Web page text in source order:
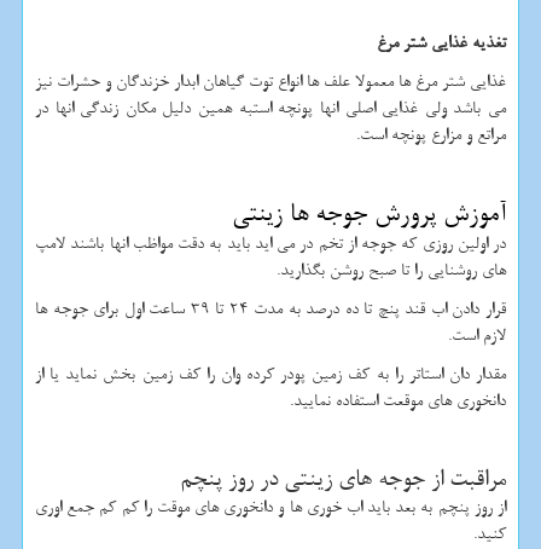
تغذیه غذایی شتر مرغ
غذایی شتر مرغ ها معمولا علف ها انواع توت گیاهان ابدار خزندگان و حشرات نیز
می باشد ولی غذایی اصلی انها پونچه استبه همین دلیل مکان زندگی انها در
مراتع و مزارع پونچه است.
آموزش پرورش جوجه ها زینتی
در اولین روزی که جوجه از تخم در می اید باید به دقت مواظب انها باشند لامپ
های روشنایی را تا صبح روشن بگذارید.
قرار دادن اب قند پنچ تا ده درصد به مدت 24 تا 39 ساعت اول برای جوجه ها
لازم است.
مقدار دان استاتر را به کف زمین پودر کرده وان را کف زمین بخش نماید یا از
دانخوری های موقعت استفاده نمایید.
مراقبت از جوجه های زینتی در روز پنچم
از روز پنچم به بعد باید اب خوری ها و دانخوری های موقت را کم کم جمع اوری
کنید.